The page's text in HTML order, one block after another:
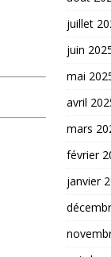
juillet
juin
mai
avril
mars
février
janvier